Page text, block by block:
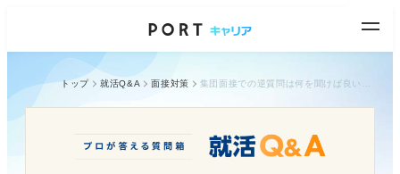
トップ 就活Q&A 面接対策